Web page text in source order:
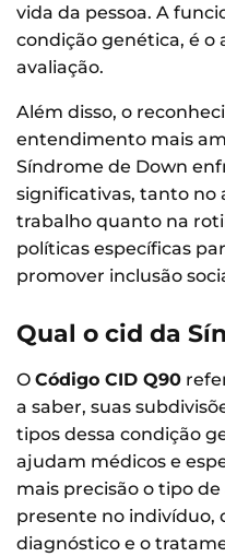
vida da pessoa. A
condição genética, é o
avaliação.
Além disso, o
entendimento mais
Síndrome de Down
significativas, tanto no
trabalho quanto na
políticas específicas
promover inclusão
Qual o cid da
O Código CID Q90
a saber, suas
tipos dessa condição
ajudam médicos e
mais precisão o tipo
presente no indivíduo,
diagnóstico e o